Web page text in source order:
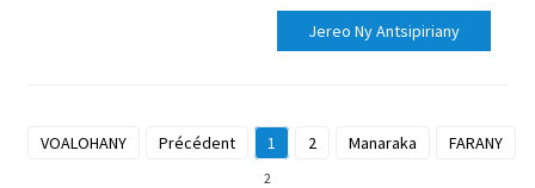
Jereo Ny Antsipiriany
VOALOHANY Précédent 1 2 Manaraka FARANY
2